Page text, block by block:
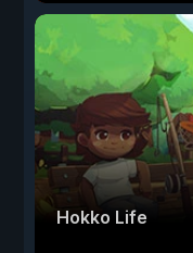
Hokko Life